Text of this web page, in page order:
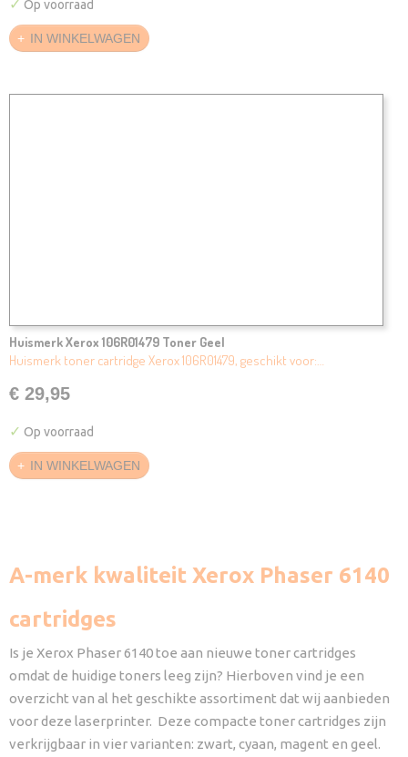
✓ Op voorraad
IN WINKELWAGEN
Huismerk Xerox 106R01479 Toner Geel
Huismerk toner cartridge Xerox 106R01479, geschikt voor:…
€ 29,95
✓ Op voorraad
IN WINKELWAGEN
A-merk kwaliteit Xerox Phaser 6140
cartridges
Is je Xerox Phaser 6140 toe aan nieuwe toner cartridges
omdat de huidige toners leeg zijn? Hierboven vind je een
overzicht van al het geschikte assortiment dat wij aanbieden
voor deze laserprinter. Deze compacte toner cartridges zijn
verkrijgbaar in vier varianten: zwart, cyaan, magent en geel.